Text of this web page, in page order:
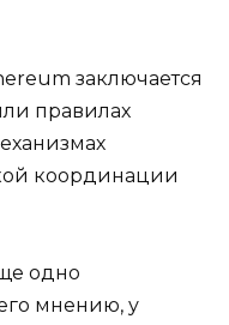
заключается
правилах
координации
одно
мнению, у